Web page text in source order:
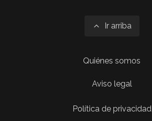
Ir arriba
Quiénes somos
Aviso legal
Política de privacidad